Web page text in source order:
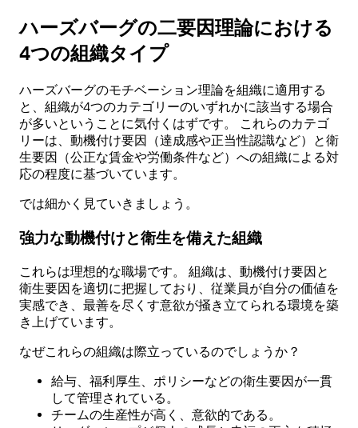
ハーズバーグの二要因理論における
4つの組織タイプ
ハーズバーグのモチベーション理論を組織に適用する
と、組織が4つのカテゴリーのいずれかに該当する場合
が多いということに気付くはずです。 これらのカテゴ
リーは、動機付け要因（達成感や正当性認識など）と衛
生要因（公正な賃金や労働条件など）への組織による対
応の程度に基づいています。
では細かく見ていきましょう。
強力な動機付けと衛生を備えた組織
これらは理想的な職場です。 組織は、動機付け要因と
衛生要因を適切に把握しており、従業員が自分の価値を
実感でき、最善を尽くす意欲が掻き立てられる環境を築
き上げています。
なぜこれらの組織は際立っているのでしょうか？
給与、福利厚生、ポリシーなどの衛生要因が一貫
して管理されている。
チームの生産性が高く、意欲的である。